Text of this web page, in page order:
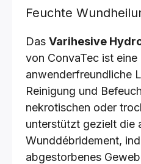
Feuchte
Das Varihesive
von ConvaTec ist
anwenderfreundliche
Reinigung und
nekrotischen oder
unterstützt gezielt die
Wunddébridement,
abgestorbenes